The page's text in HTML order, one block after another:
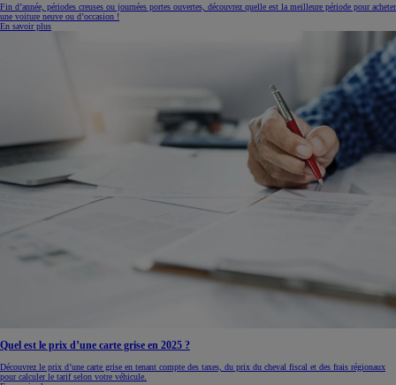
Fin d’année, périodes creuses ou journées portes ouvertes, découvrez quelle est la meilleure période pour acheter
une voiture neuve ou d’occasion !
En savoir plus
Quel est le prix d’une carte grise en 2025 ?
Découvrez le prix d’une carte grise en tenant compte des taxes, du prix du cheval fiscal et des frais régionaux
pour calculer le tarif selon votre véhicule.